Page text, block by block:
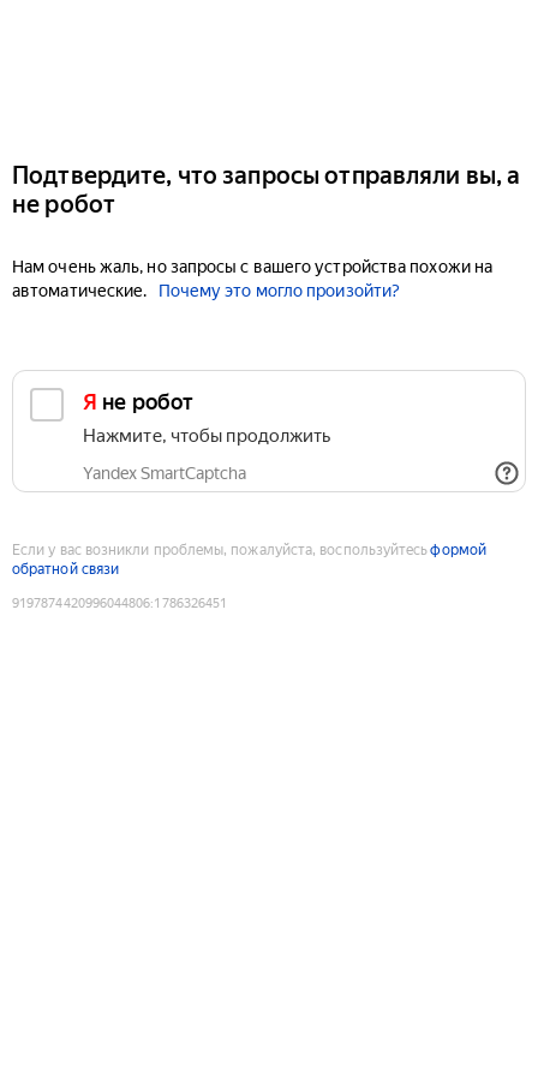
Подтвердите, что запросы отправляли вы, а
не робот
Нам очень жаль, но запросы с вашего устройства похожи на
автоматические.
Почему это могло произойти?
Я не робот
Нажмите, чтобы продолжить
Yandex SmartCaptcha
Если у вас возникли проблемы, пожалуйста, воспользуйтесьформой
обратной связи
9197874420996044806:1786326451